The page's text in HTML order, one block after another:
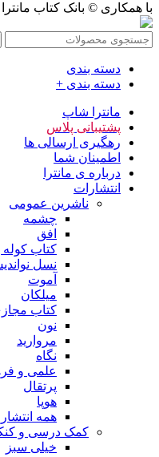
با همکاری © بانک کتاب
دسته بندی
دسته بندی +
مانترا شاپ
پشتیبانی پلاس
رهگیری ارسالی ها
اطمینان شما
درباره ی مانترا
انتشارات
ناشرین عمومی
چشمه
افق
کتاب
نسل
آموت
میلکان
کتاب
نون
مروارید
نگاه
علمی و
پرتقال
هوپا
همه
کمک درسی و
خیلی سبز